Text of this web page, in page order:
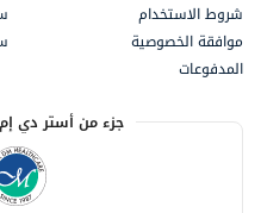
شروط الاستخدام
موافقة الخصوصية
المدفوعات
جزء من أستر دي إم